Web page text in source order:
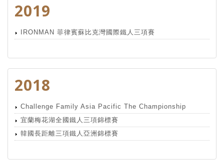
2019
IRONMAN 菲律賓蘇比克灣國際鐵人三項賽
2018
Challenge Family Asia Pacific The Championship
宜蘭梅花湖全國鐵人三項錦標賽
韓國長距離三項鐵人亞洲錦標賽